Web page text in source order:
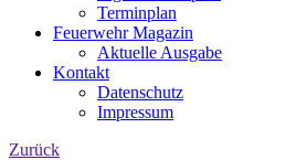
Terminplan
Feuerwehr Magazin
Aktuelle Ausgabe
Kontakt
Datenschutz
Impressum
Zurück